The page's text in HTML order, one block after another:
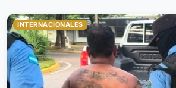
INTERNACIONALES